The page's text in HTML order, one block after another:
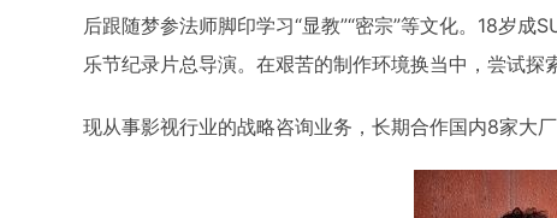
后跟随梦参法师脚印学习“显教”“密宗”等文化。18岁
乐节纪录片总导演。在艰苦的制作环境换当中，尝试探
现从事影视行业的战略咨询业务，长期合作国内8家大厂